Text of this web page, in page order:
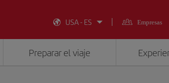
USA - ES
Empresas
Preparar el viaje